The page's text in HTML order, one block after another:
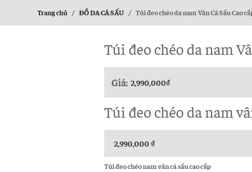
Trang chủ / ĐỒ DA CÁ SẤU / Túi đeo chéo da nam Vân Cá Sấu Cao
Túi đeo chéo da nam
Giá: 2,990,000₫
Túi đeo chéo da nam
2,990,000 ₫
Túi đeo chéo nam vân cá sấu cao cấp